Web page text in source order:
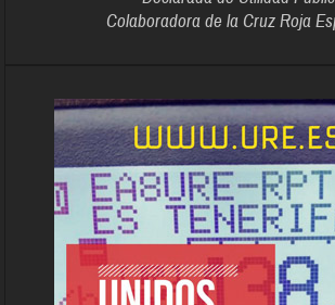
Colaboradora de la Cruz Roja